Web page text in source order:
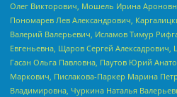
Олег Викторович, Мошель Ирина
Пономарев Лев Александрович,
Валерий Валерьевич, Исламов Тимур
Евгеньевна, Щаров Сергей
Гасан Ольга Павловна, Паутов Юрий
Маркович, Пислакова-Паркер Марина
Владимировна, Чуркина Наталья